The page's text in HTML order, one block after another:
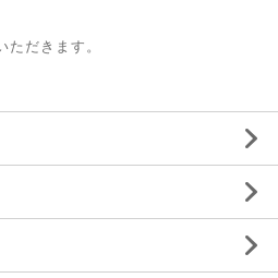
だきます。